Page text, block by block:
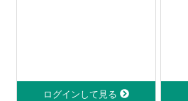
ログインして見る